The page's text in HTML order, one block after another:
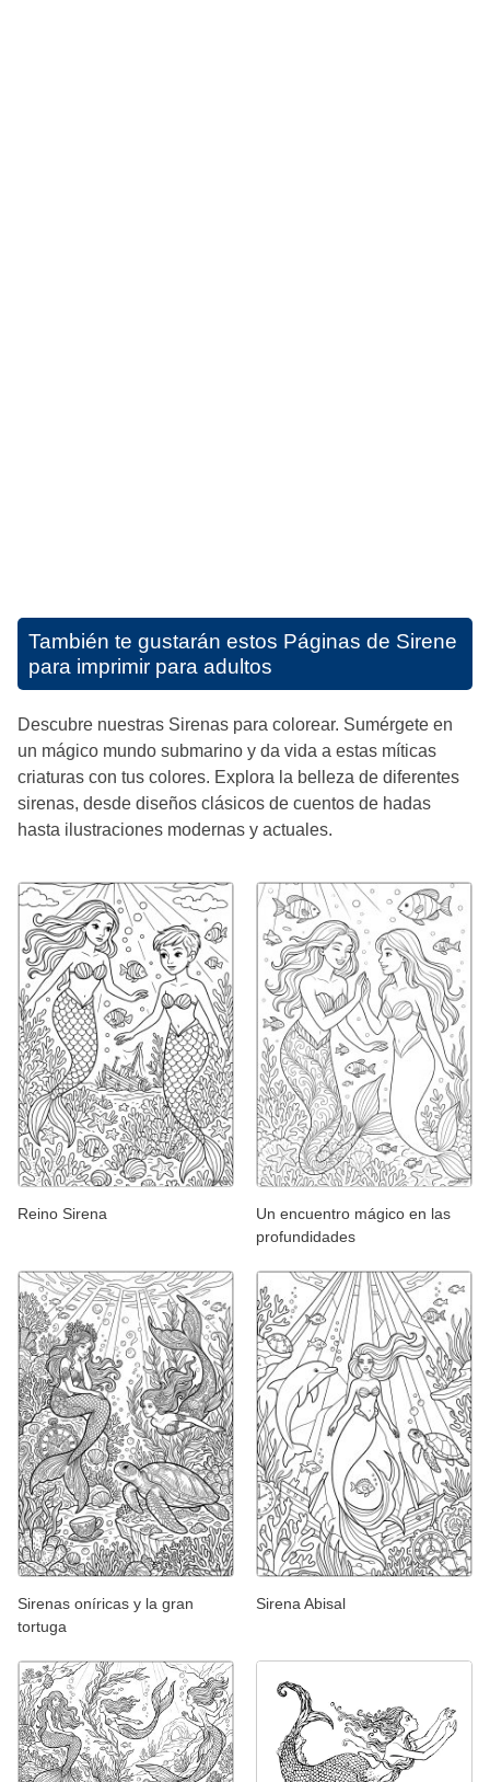
También te gustarán estos Páginas de Sirene
para imprimir para adultos
Descubre nuestras Sirenas para colorear. Sumérgete en
un mágico mundo submarino y da vida a estas míticas
criaturas con tus colores. Explora la belleza de diferentes
sirenas, desde diseños clásicos de cuentos de hadas
hasta ilustraciones modernas y actuales.
Reino Sirena
Un encuentro mágico en las
profundidades
Sirenas oníricas y la gran
tortuga
Sirena Abisal